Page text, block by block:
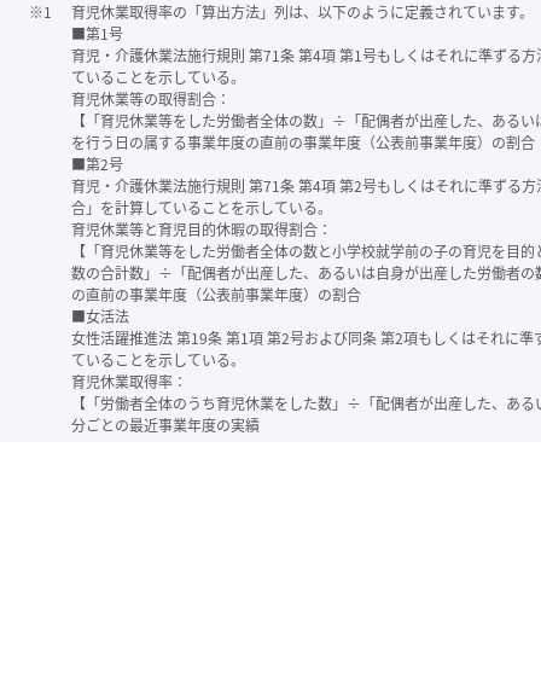
※1
育児休業取得率の「算出方法」列は、以下のように定義されています。
■第1号
育児・介護休業法施行規則 第71条 第4項 第1号もしくはそれに準ずる
ていることを示している。
育児休業等の取得割合：
【「育児休業等をした労働者全体の数」÷「配偶者が出産した、ある
を行う日の属する事業年度の直前の事業年度（公表前事業年度）の割合
■第2号
育児・介護休業法施行規則 第71条 第4項 第2号もしくはそれに準ずる
合」を計算していることを示している。
育児休業等と育児目的休暇の取得割合：
【「育児休業等をした労働者全体の数と小学校就学前の子の育児を目
数の合計数」÷「配偶者が出産した、あるいは自身が出産した労働者
の直前の事業年度（公表前事業年度）の割合
■女活法
女性活躍推進法 第19条 第1項 第2号および同条 第2項もしくはそれに
ていることを示している。
育児休業取得率：
【「労働者全体のうち育児休業をした数」÷「配偶者が出産した、あ
分ごとの最近事業年度の実績